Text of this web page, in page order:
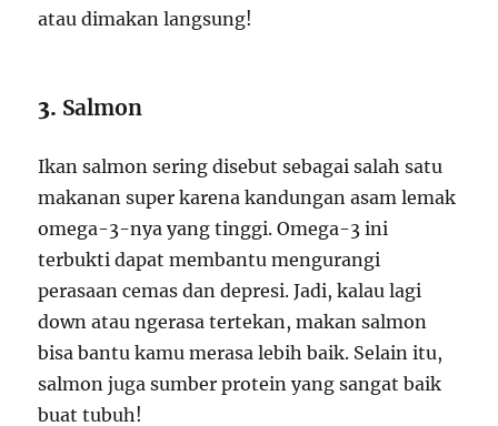
atau dimakan langsung!
3. Salmon
Ikan salmon sering disebut sebagai salah satu
makanan super karena kandungan asam lemak
omega-3-nya yang tinggi. Omega-3 ini
terbukti dapat membantu mengurangi
perasaan cemas dan depresi. Jadi, kalau lagi
down atau ngerasa tertekan, makan salmon
bisa bantu kamu merasa lebih baik. Selain itu,
salmon juga sumber protein yang sangat baik
buat tubuh!